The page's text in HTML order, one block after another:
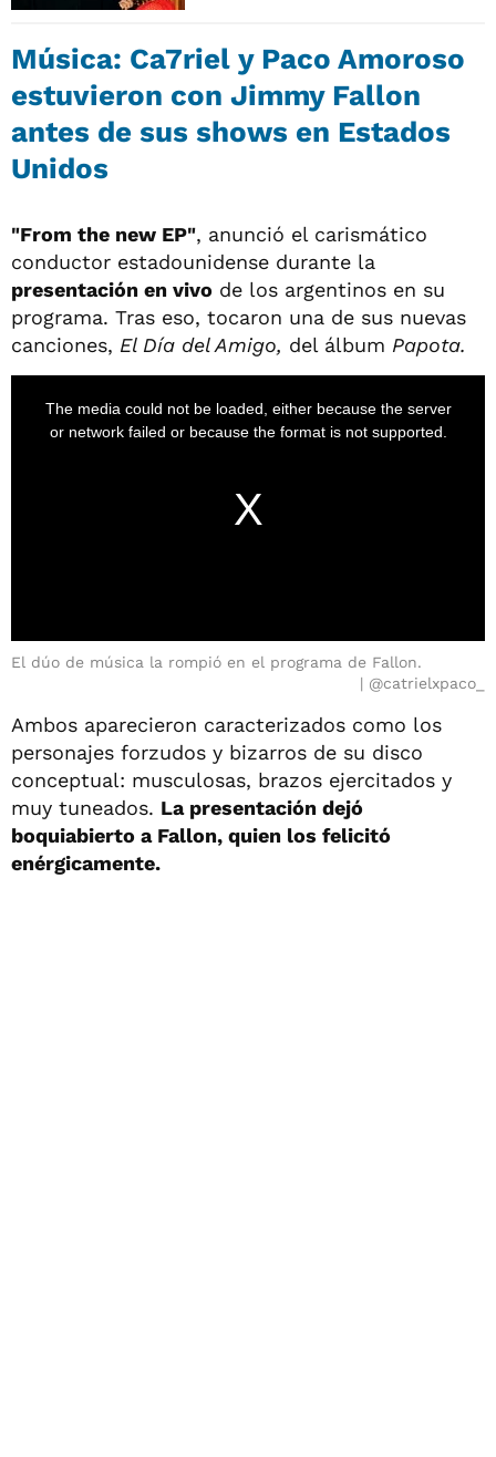
Música: Ca7riel y Paco Amoroso
estuvieron con Jimmy Fallon
antes de sus shows en Estados
Unidos
"From the new EP", anunció el carismático
conductor estadounidense durante la
presentación en vivo de los argentinos en su
programa. Tras eso, tocaron una de sus nuevas
canciones, El Día del Amigo, del álbum Papota.
El dúo de música la rompió en el programa de Fallon.
@catrielxpaco_
Ambos aparecieron caracterizados como los
personajes forzudos y bizarros de su disco
conceptual: musculosas, brazos ejercitados y
muy tuneados. La presentación dejó
boquiabierto a Fallon, quien los felicitó
enérgicamente.